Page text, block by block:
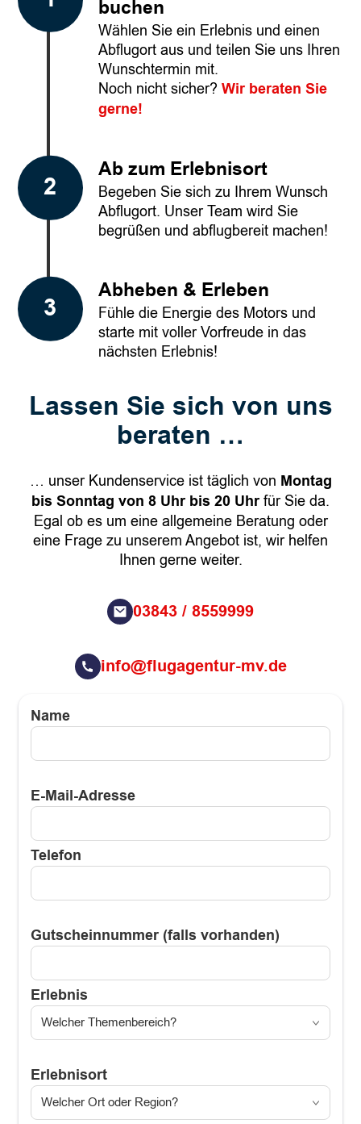
buchen
Wählen Sie ein Erlebnis und einen
Abflugort aus und teilen Sie uns Ihren
Wunschtermin mit.
Noch nicht sicher? Wir beraten Sie
gerne!
Ab zum Erlebnisort
Begeben Sie sich zu Ihrem Wunsch
Abflugort. Unser Team wird Sie
begrüßen und abflugbereit machen!
Abheben & Erleben
Fühle die Energie des Motors und
starte mit voller Vorfreude in das
nächsten Erlebnis!
Lassen Sie sich von uns
beraten …
… unser Kundenservice ist täglich von Montag
bis Sonntag von 8 Uhr bis 20 Uhr für Sie da.
Egal ob es um eine allgemeine Beratung oder
eine Frage zu unserem Angebot ist, wir helfen
Ihnen gerne weiter.
03843 / 8559999
info@flugagentur-mv.de
Name
E-Mail-Adresse
Telefon
Gutscheinnummer (falls vorhanden)
Erlebnis
Erlebnisort